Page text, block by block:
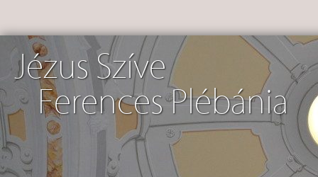
Jézus Szíve
Ferences Plébánia